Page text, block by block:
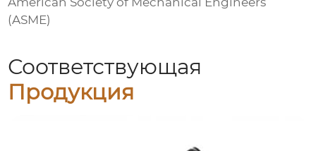
(ASME)
Соответствующая
Продукция